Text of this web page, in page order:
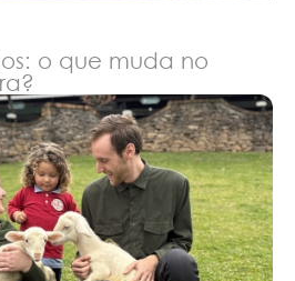
o que muda no